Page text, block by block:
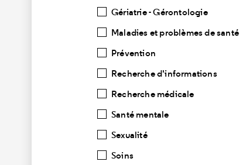
Gériatrie - Gérontologie
Maladies et problèmes de santé
Prévention
Recherche d'informations
Recherche médicale
Santé mentale
Sexualité
Soins